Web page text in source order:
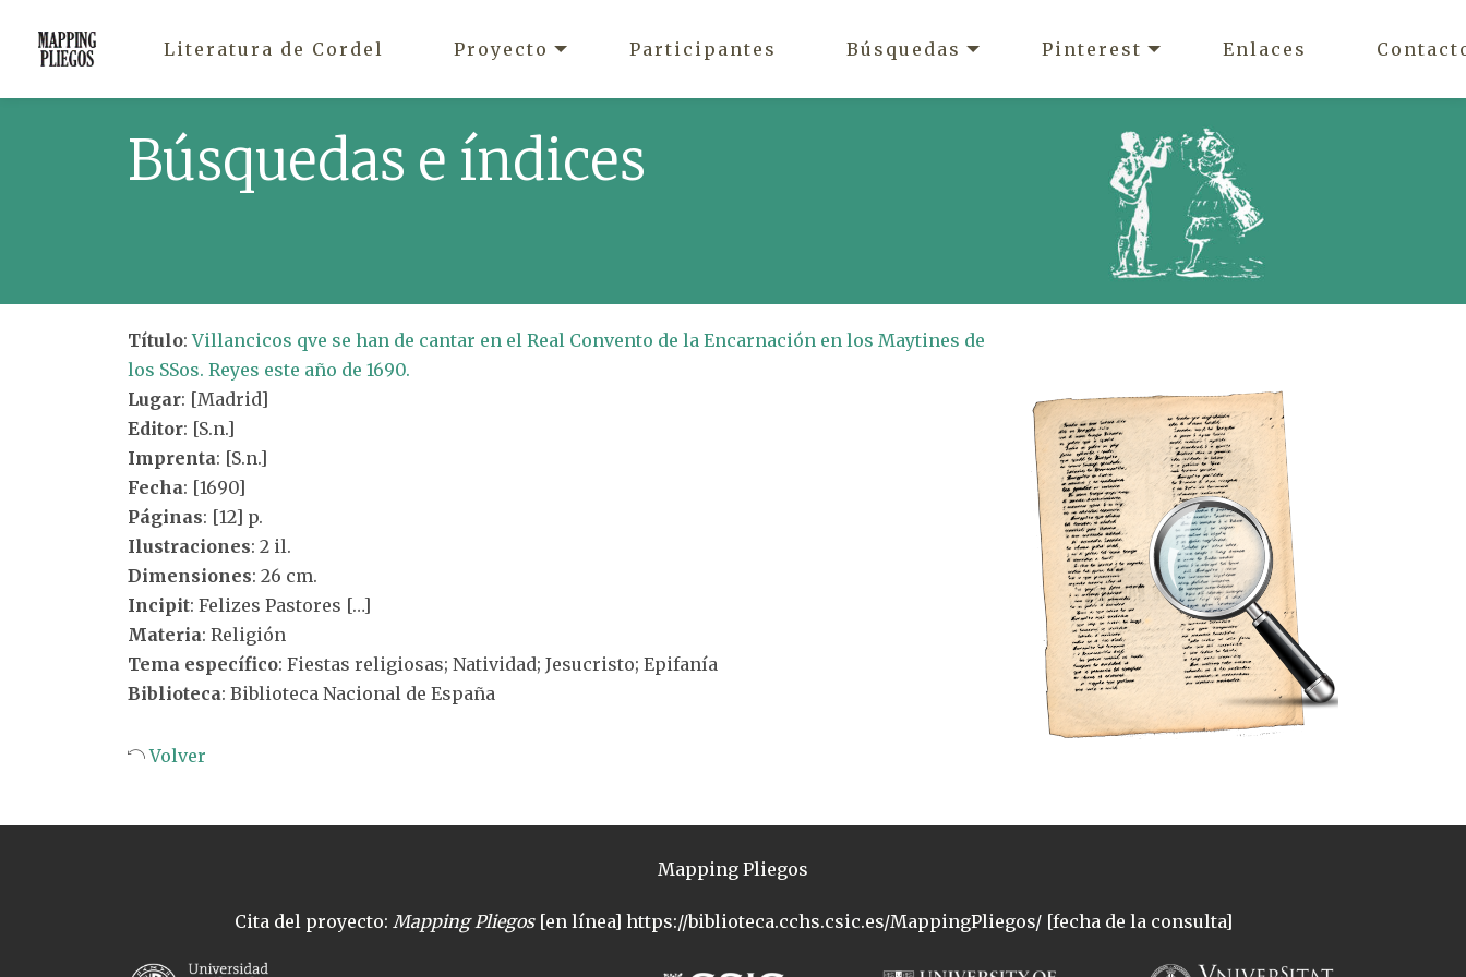
Literatura de Cordel Proyecto Participantes Búsquedas Pinterest Enlaces
Búsquedas e índices
Título:Villancicos qve se han de cantar en el Real Convento de la Encarnación en los Maytines de
los SSos. Reyes este año de 1690.
Lugar: [Madrid]
Editor: [S.n.]
Imprenta: [S.n.]
Fecha: [1690]
Páginas: [12] p.
Ilustraciones: 2 il.
Dimensiones: 26 cm.
Incipit: Felizes Pastores […]
Materia: Religión
Tema específico: Fiestas religiosas; Natividad; Jesucristo; Epifanía
Biblioteca: Biblioteca Nacional de España
Volver
Mapping Pliegos
Cita del proyecto: Mapping Pliegos[en línea] https://biblioteca.cchs.csic.es/MappingPliegos/ [fecha de la consulta]